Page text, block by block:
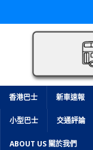
香港巴士 新車速報
小型巴士 交通評論
ABOUT US 關於我們